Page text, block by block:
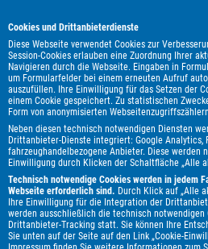
Cookies und Drittanbieterdienste
Diese Webseite verwendet Cookies zur
Session-Cookies erlauben eine Zuordnung Ihrer
Navigieren durch die Webseite. Eingaben in
um Formularfelder bei einem erneuten Aufruf
auszufüllen. Ihre Einwilligung für das Setzen der
einem Cookie gespeichert. Zu statistischen
Form von anonymisierten
Neben diesen technisch notwendigen Diensten
Drittanbieter-Dienste integriert: Google Analytics,
fahrzeughandelbezogene Anbieter. Diese werden
Einwilligung durch Klicken der Schaltfläche „Alle
Technisch notwendige Cookies werden in jedem
Webseite erforderlich sind. Durch Klick auf „Alle
Ihre Einwilligung für die Integration der
werden ausschließlich die technisch notwendigen
Drittanbieter-Tracking statt. Sie können Ihre
Sie unten auf der Seite auf den Link „Cookie-
Fiat
Ford Foton
ERIBA / HYMERCAR
Harley-
Hyundai
Infiniti Isuzu Itineo
Jaguar
Jeep KGM Kawasaki
Land Rover
Leapmotor Lexus
MINI
MV Agusta Malibu
Mercedes-Benz
Mitsubishi
Opel
Ora Peugeot Piaggio
Renault
Royal Alloy Seat Skoda
Subaru
Suzuki T@b Tabbert
Volkswagen
Volvo Weinsberg